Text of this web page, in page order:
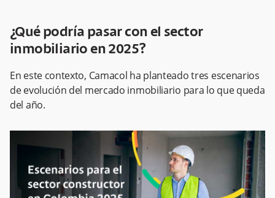
¿Qué podría pasar con el sector
inmobiliario en 2025?
En este contexto, Camacol ha planteado tres escenarios
de evolución del mercado inmobiliario para lo que queda
del año.